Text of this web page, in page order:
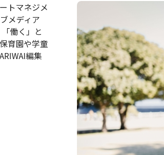
トマネジメ
メディア
働く」と
育園や学童
編集